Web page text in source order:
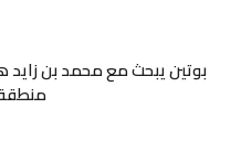
بوتين يبحث مع محمد بن زايد
منطقة